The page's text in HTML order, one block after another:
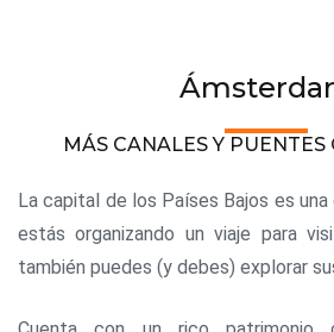
MÁS CANALES Y
La capital de los Países Bajos es
estás organizando un viaje para
también puedes (y debes) explorar